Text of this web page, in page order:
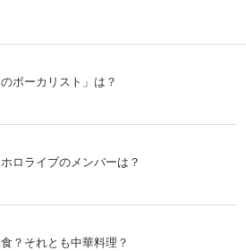
ボーカリスト」は？
ロライブのメンバーは？
？それとも中華料理？